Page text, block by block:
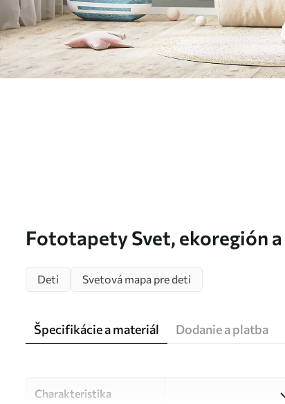
Fototapety Svet, ekoregión
Deti Svetová mapa pre deti
Špecifikácie a materiál Dodanie a platba
Charakteristika